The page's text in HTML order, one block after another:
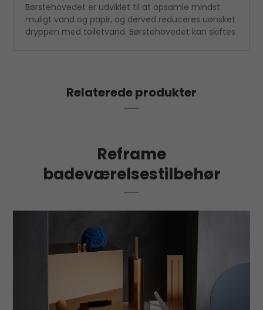
Børstehovedet er udviklet til at opsamle mindst
muligt vand og papir, og derved reduceres uønsket
dryppen med toiletvand. Børstehovedet kan skiftes.
Relaterede produkter
Reframe
badeværelsestilbehør